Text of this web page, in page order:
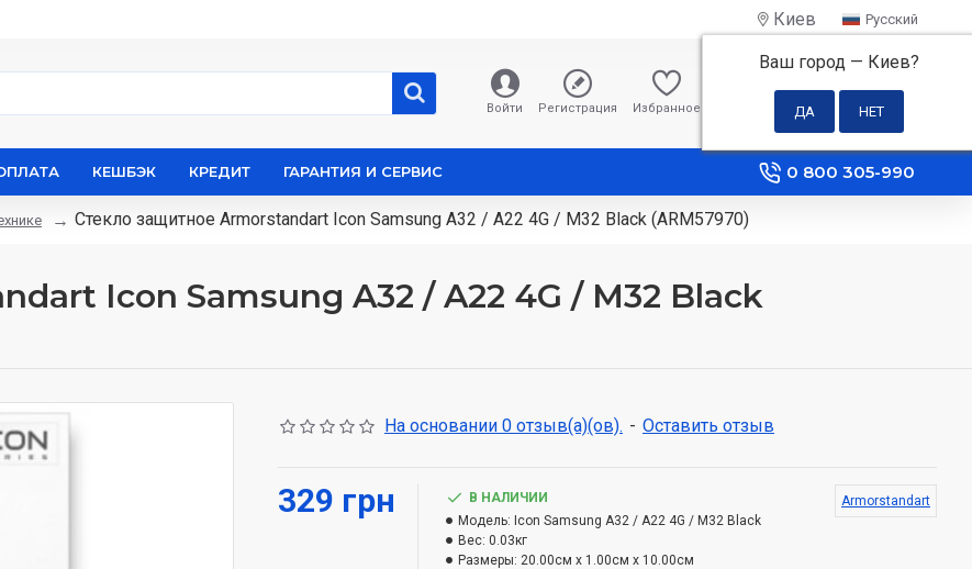
Киев
Ваш город — Киев?
Русский
Войти Регистрация Избранное
0 грн
КЕШБЭК КРЕДИТ ГАРАНТИЯ И СЕРВИС 0 800 305-990
Стекло защитное Armorstandart Icon Samsung A32 / A22 4G / M32 Black (ARM57970)
Icon Samsung A32 / A22 4G / M32 Black
На основании 0 отзыв(а)(ов). - Оставить отзыв
329 грн
В НАЛИЧИИ
Модель: Icon Samsung A32 / A22 4G / M32 Black
Вес: 0.03кг
Размеры: 20.00см x 1.00см x 10.00см
Armorstandart